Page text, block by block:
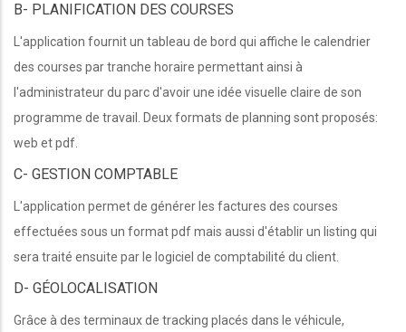
B- PLANIFICATION DES COURSES
L'application fournit un tableau de bord qui affiche le calendrier
des courses par tranche horaire permettant ainsi à
l'administrateur du parc d'avoir une idée visuelle claire de son
programme de travail. Deux formats de planning sont proposés:
web et pdf.
C- GESTION COMPTABLE
L'application permet de générer les factures des courses
effectuées sous un format pdf mais aussi d'établir un listing qui
sera traité ensuite par le logiciel de comptabilité du client.
D- GÉOLOCALISATION
Grâce à des terminaux de tracking placés dans le véhicule,